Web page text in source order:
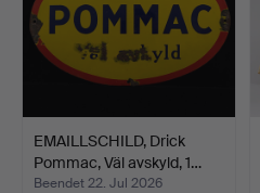
EMAILLSCHILD, Drick
Pommac, Väl avskyld, 1…
Beendet 22. Jul 2026